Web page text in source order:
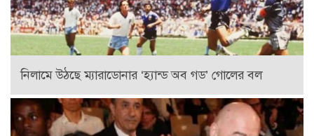
নিলামে উঠছে ম্যারাডোনার ‘হ্যান্ড অব গড’ গোলের বল